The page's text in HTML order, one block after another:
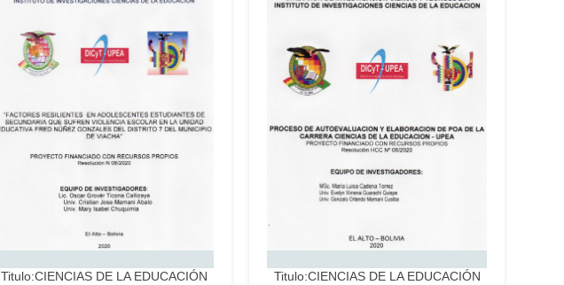
Titulo:CIENCIAS DE LA EDUCACIÓN
Titulo:CIENCIAS DE LA EDUCACIÓN